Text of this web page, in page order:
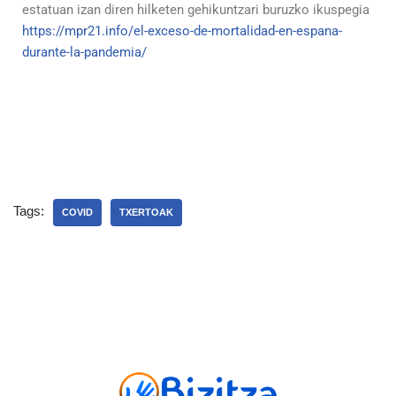
estatuan izan diren hilketen gehikuntzari buruzko ikuspegia
https://mpr21.info/el-exceso-de-mortalidad-en-espana-
durante-la-pandemia/
Tags: COVID TXERTOAK